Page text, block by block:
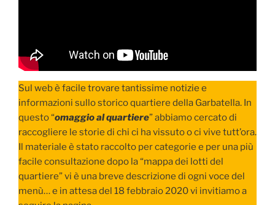
Sul web è facile trovare tantissime notizie e
informazioni sullo storico quartiere della Garbatella. In
questo “omaggio al quartiere” abbiamo cercato di
raccogliere le storie di chi ci ha vissuto o ci vive tutt’ora.
Il materiale è stato raccolto per categorie e per una più
facile consultazione dopo la “mappa dei lotti del
quartiere” vi è una breve descrizione di ogni voce del
menù… e in attesa del 18 febbraio 2020 vi invitiamo a